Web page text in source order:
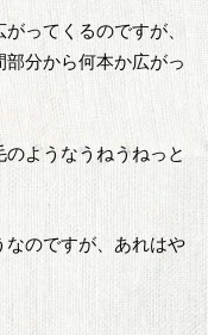
ってくるのですが、
分から何本か広がっ
のようなうねうねっと
のですが、あれはや